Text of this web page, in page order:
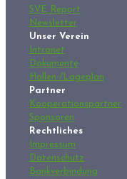
SVE Report
Newsletter
Unser Verein
Intranet
Dokumente
Hallen-/Lageplan
Partner
Kooperationspartner
Sponsoren
Rechtliches
Impressum
Datenschutz
Bankverbindung